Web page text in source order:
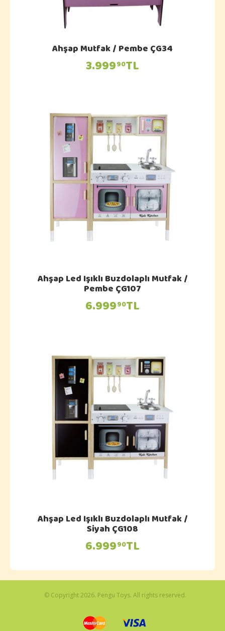
Ahşap Mutfak / Pembe ÇG34
3.99990TL
Ahşap Led Işıklı Buzdolaplı Mutfak /
Pembe ÇG107
6.99990TL
Ahşap Led Işıklı Buzdolaplı Mutfak /
Siyah ÇG108
6.99990TL
© Copyright 2026. Pengu Toys. All rights reserved.